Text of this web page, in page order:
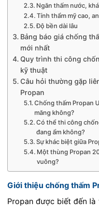
Ngăn thấm nước,
Tính thẩm mỹ cao,
Độ bền dài lâu
Bảng báo giá chống
mới nhất
Quy trình thi công
kỹ thuật
Câu hỏi thường gặp
Propan
Chống thấm Propan
măng không?
Có thể thi công
đang ẩm không?
Sự khác biệt giữa
Một thùng Propan
vuông?
Giới thiệu chống thấm
Propan được biết đến